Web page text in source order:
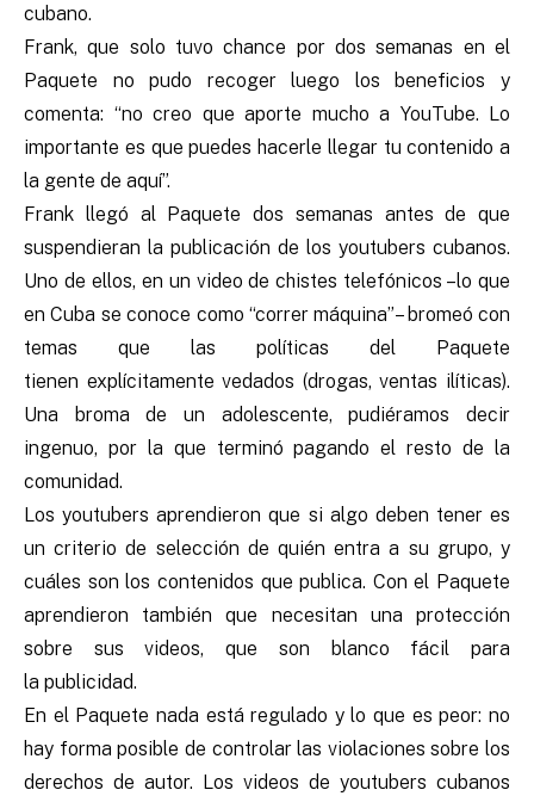
cubano.
Frank, que solo tuvo chance por dos semanas en el
Paquete no pudo recoger luego los beneficios y
comenta: “no creo que aporte mucho a YouTube. Lo
importante es que puedes hacerle llegar tu contenido a
la gente de aquí”.
Frank llegó al Paquete dos semanas antes de que
suspendieran la publicación de los youtubers cubanos.
Uno de ellos, en un video de chistes telefónicos –lo que
en Cuba se conoce como “correr máquina”– bromeó con
temas que las políticas del Paquete
tienen explícitamente vedados (drogas, ventas ilíticas).
Una broma de un adolescente, pudiéramos decir
ingenuo, por la que terminó pagando el resto de la
comunidad.
Los youtubers aprendieron que si algo deben tener es
un criterio de selección de quién entra a su grupo, y
cuáles son los contenidos que publica. Con el Paquete
aprendieron también que necesitan una protección
sobre sus videos, que son blanco fácil para
la publicidad.
En el Paquete nada está regulado y lo que es peor: no
hay forma posible de controlar las violaciones sobre los
derechos de autor. Los videos de youtubers cubanos